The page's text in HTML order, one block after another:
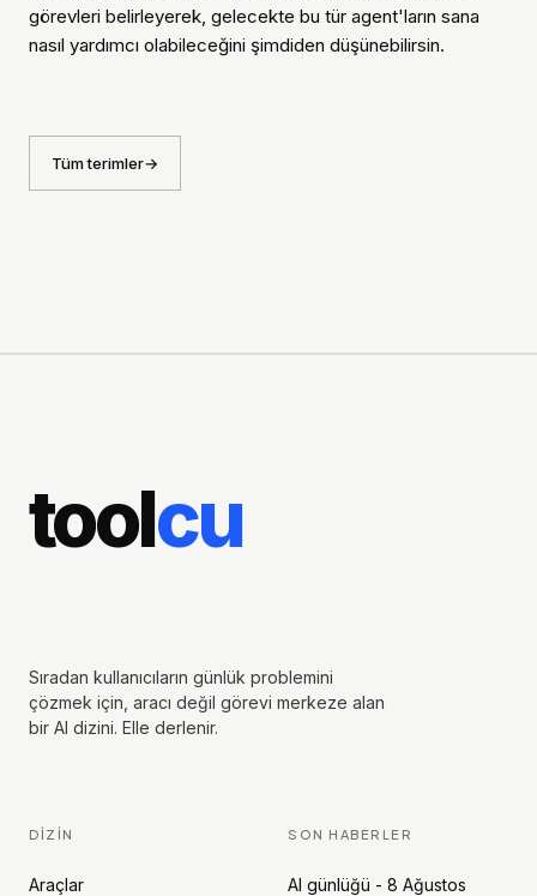
görevleri belirleyerek, gelecekte bu tür agent'ların sana
nasıl yardımcı olabileceğini şimdiden düşünebilirsin.
Tüm terimler
toolcu
Sıradan kullanıcıların günlük problemini
çözmek için, aracı değil görevi merkeze alan
bir AI dizini. Elle derlenir.
DIZIN
Araçlar
SON HABERLER
AI günlüğü - 8 Ağustos